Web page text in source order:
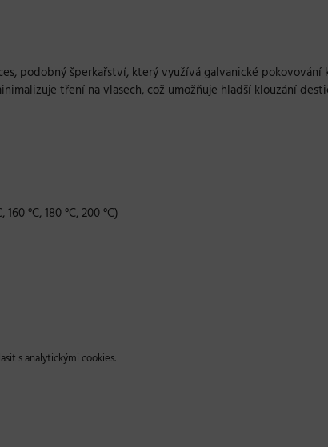
podobný šperkařství, který využívá galvanické
tření na vlasech, což umožňuje hladší klouzání
°C, 180 °C, 200 °C)
s analytickými cookies.